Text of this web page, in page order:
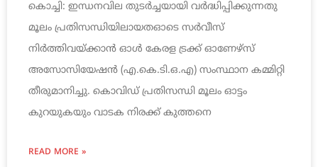
കൊച്ചി: ഇന്ധനവില തുടർച്ചയായി വർദ്ധിപ്പിക്കുന്നതു
മൂലം പ്രതിസന്ധിയിലായതഓടെ സർവീസ്
നിർത്തിവയ്ക്കാൻ ഓൾ കേരള ട്രക്ക് ഓണേഴ്‌സ്
അസോസിയേഷൻ (എ.കെ.ടി.ഒ.എ) സംസ്ഥാന കമ്മിറ്റി
തീരുമാനിച്ചു. കൊവിഡ് പ്രതിസന്ധി മൂലം ഓട്ടം
കുറയുകയും വാടക നിരക്ക് കുത്തനെ
READ MORE »